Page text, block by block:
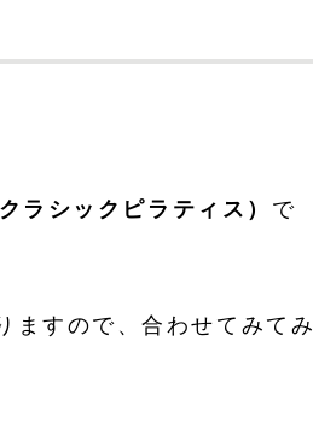
シックピラティス） で
ますので、合わせてみてみ